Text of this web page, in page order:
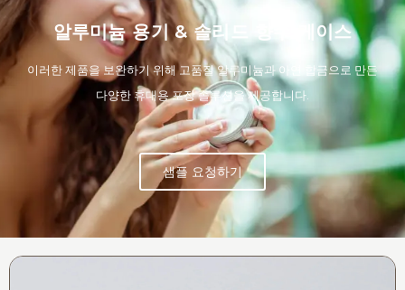
알루미늄 용기 & 솔리드 향수 케이스
이러한 제품을 보완하기 위해 고품질 알루미늄과 아연 합금으로 만든
다양한 휴대용 포장 솔루션을 제공합니다.
샘플 요청하기